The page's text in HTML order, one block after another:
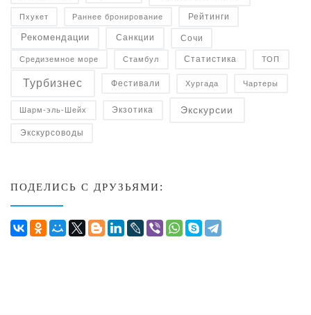
Пхукет Раннее бронирование Рейтинги
Рекомендации Санкции Сочи
Средиземное море Стамбул Статистика ТОП
Турбизнес Фестивали Хургада Чартеры
Шарм-эль-Шейх Экзотика Экскурсии
Экскурсоводы
ПОДЕЛИСЬ С ДРУЗЬЯМИ: